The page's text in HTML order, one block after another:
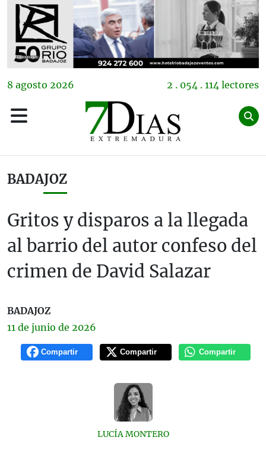
8 agosto 2026 2 . 054 . 114 lectores
BADAJOZ
Gritos y disparos a la llegada
al barrio del autor confeso del
crimen de David Salazar
BADAJOZ
11 de junio de 2026
Compartir Compartir Compartir
LUCÍA MONTERO